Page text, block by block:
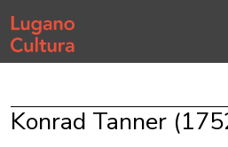
Home page
Konrad Tanner